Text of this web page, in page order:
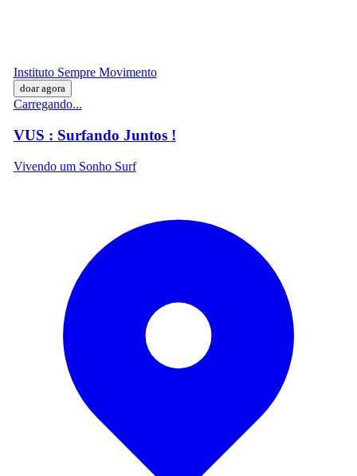
Instituto Sempre Movimento
doar agora
Carregando...
VUS : Surfando Juntos !
Vivendo um Sonho Surf